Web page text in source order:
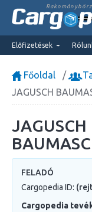
Előfizetések
Főoldal
JAGUSCH
JAGUSCH
FELADÓ
Cargopedia ID:
Cargopedia